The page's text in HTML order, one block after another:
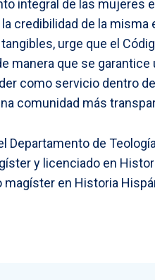
integral de las mujeres
credibilidad de la
urge que el
manera que se
como servicio dentro
comunidad más
Departamento de
y licenciado en
magíster en Historia